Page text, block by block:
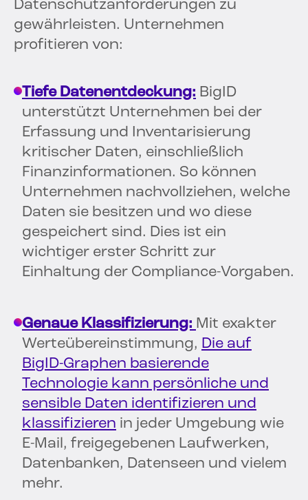
Datenschutzanforderungen zu
gewährleisten. Unternehmen
profitieren von:
Tiefe Datenentdeckung: BigID
unterstützt Unternehmen bei der
Erfassung und Inventarisierung
kritischer Daten, einschließlich
Finanzinformationen. So können
Unternehmen nachvollziehen, welche
Daten sie besitzen und wo diese
gespeichert sind. Dies ist ein
wichtiger erster Schritt zur
Einhaltung der Compliance-Vorgaben.
Genaue Klassifizierung: Mit exakter
Werteübereinstimmung, Die auf
BigID-Graphen basierende
Technologie kann persönliche und
sensible Daten identifizieren und
klassifizieren in jeder Umgebung wie
E-Mail, freigegebenen Laufwerken,
Datenbanken, Datenseen und vielem
mehr.